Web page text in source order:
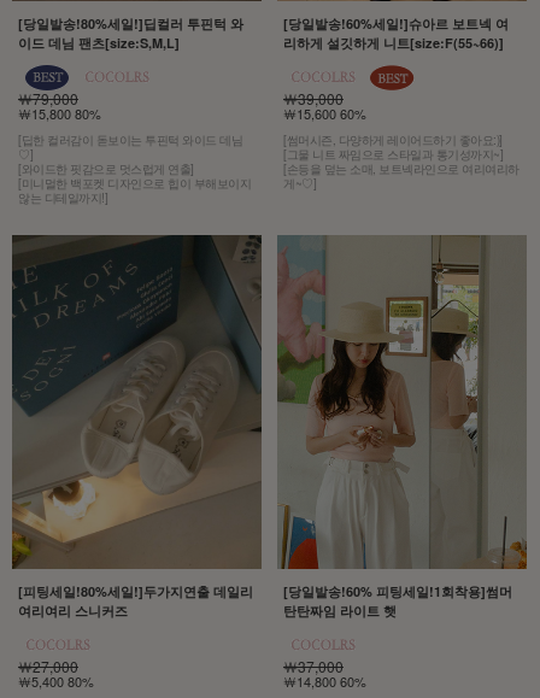
[당일발송!80%세일!]딥컬러 투핀턱 와
이드 데님 팬츠[size:S,M,L]
￦79,000
￦15,800 80%
[딥한 컬러감이 돋보이는 투핀턱 와이드 데님
♡]
[와이드한 핏감으로 멋스럽게 연출]
[미니멀한 백포켓 디자인으로 힙이 부해보이지
않는 디테일까지!]
[당일발송!60%세일!]슈아르 보트넥 여
리하게 설깃하게 니트[size:F(55~66)]
￦39,000
￦15,600 60%
[썸머시즌, 다양하게 레이어드하기 좋아요:)]
[그물 니트 짜임으로 스타일과 통기성까지~]
[손등을 덮는 소매, 보트넥라인으로 여리여리하
게~♡]
[피팅세일!80%세일!]두가지연출 데일리
여리여리 스니커즈
￦27,000
￦5,400 80%
[당일발송!60% 피팅세일!1회착용]썸머
탄탄짜임 라이트 햇
￦37,000
￦14,800 60%